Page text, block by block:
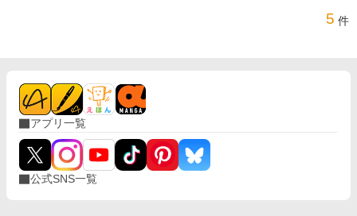
5 件
アプリ一覧
公式SNS一覧